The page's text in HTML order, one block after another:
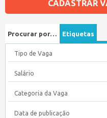
CADASTRAR
Procurar por… Etiquetas
Tipo de Vaga
Salário
Categoria da Vaga
Data de publicação